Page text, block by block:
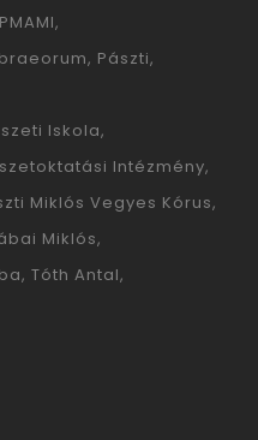
PMAMI
Pászti
Iskola
Intézmény
Miklós Vegyes Kórus
Miklós
Tóth Antal